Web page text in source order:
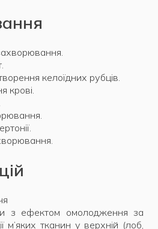
келоїдних рубців.
крові.
з ефектом омолодження за
м’яких тканин у верхній (лоб,